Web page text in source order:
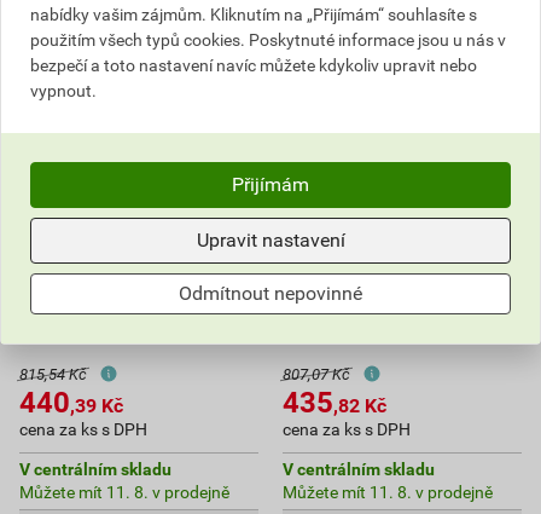
Nátrubek redukovaný
lisovací Sanha Cu Press
815,54 Kč
440,39 Kč
cena za ks s DPH
V centrálním skladu
Můžete mít 11. 8. v prodejně
Nátrubek redukovaný
lisovací Sanha Cu Press
807,07 Kč
435,82 Kč
cena za ks s DPH
V centrálním skladu
Můžete mít 11. 8. v prodejně
nabídky vašim zájmům. Kliknutím na „Přijímám“ souhlasíte s
použitím všech typů cookies. Poskytnuté informace jsou u nás v
bezpečí a toto nastavení navíc můžete kdykoliv upravit nebo
vypnout.
Přijímám
Upravit nastavení
Odmítnout nepovinné